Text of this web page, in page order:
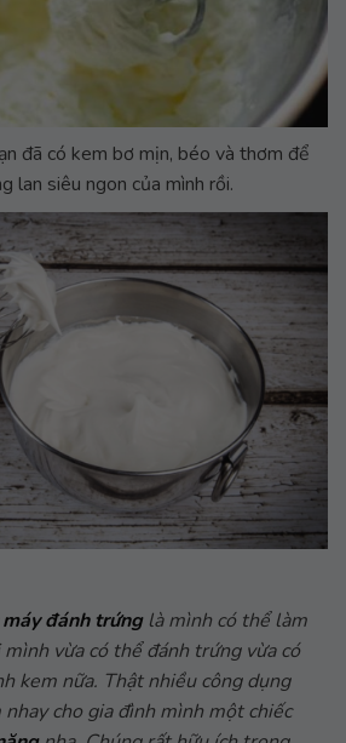
đã có kem bơ mịn, béo và thơm để
lan siêu ngon của mình rồi.
máy đánh trứnglà mình có thể làm
vừa có thể đánh trứng vừa có
kem nữa. Thật nhiều công dụng
cho gia đình mình một chiếc